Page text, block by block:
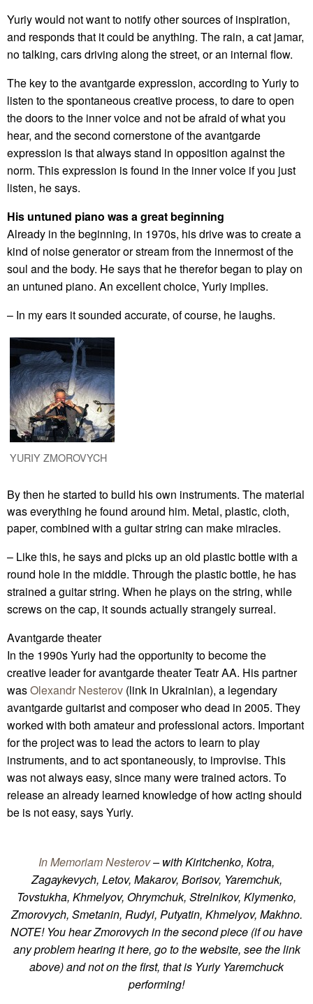
Yuriy would not want to notify other sources of inspiration,
and responds that it could be anything. The rain, a cat jamar,
no talking, cars driving along the street, or an internal flow.
The key to the avantgarde expression, according to Yuriy to
listen to the spontaneous creative process, to dare to open
the doors to the inner voice and not be afraid of what you
hear, and the second cornerstone of the avantgarde
expression is that always stand in opposition against the
norm. This expression is found in the inner voice if you just
listen, he says.
His untuned piano was a great beginning
Already in the beginning, in 1970s, his drive was to create a
kind of noise generator or stream from the innermost of the
soul and the body. He says that he therefor began to play on
an untuned piano. An excellent choice, Yuriy implies.
– In my ears it sounded accurate, of course, he laughs.
YURIY ZMOROVYCH
By then he started to build his own instruments. The material
was everything he found around him. Metal, plastic, cloth,
paper, combined with a guitar string can make miracles.
– Like this, he says and picks up an old plastic bottle with a
round hole in the middle. Through the plastic bottle, he has
strained a guitar string. When he plays on the string, while
screws on the cap, it sounds actually strangely surreal.
Avantgarde theater
In the 1990s Yuriy had the opportunity to become the
creative leader for avantgarde theater Teatr AA. His partner
wasOlexandr Nesterov (link in Ukrainian), a legendary
avantgarde guitarist and composer who dead in 2005. They
worked with both amateur and professional actors. Important
for the project was to lead the actors to learn to play
instruments, and to act spontaneously, to improvise. This
was not always easy, since many were trained actors. To
release an already learned knowledge of how acting should
be is not easy, says Yuriy.
In Memoriam Nesterov– with Kiritchenko, Коtrа,
Zagaykevych, Letov, Makarov, Borisov, Yaremchuk,
Tovstukha, Khmelyov, Ohrymchuk, Strelnikov, Klymenko,
Zmorovych, Smetanin, Rudyi, Putyatin, Khmelyov, Makhno.
NOTE! You hear Zmorovych in the second piece (if ou have
any problem hearing it here, go to the website, see the link
above) and not on the first, that is Yuriy Yaremchuck
performing!